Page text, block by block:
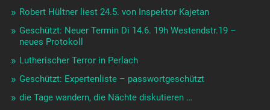
Robert Hültner liest 24.5. von Inspektor Kajetan
Geschützt: Neuer Termin Di 14.6. 19h Westendstr.19 –
neues Protokoll
Lutherischer Terror in Perlach
Geschützt: Expertenliste – passwortgeschützt
die Tage wandern, die Nächte diskutieren …